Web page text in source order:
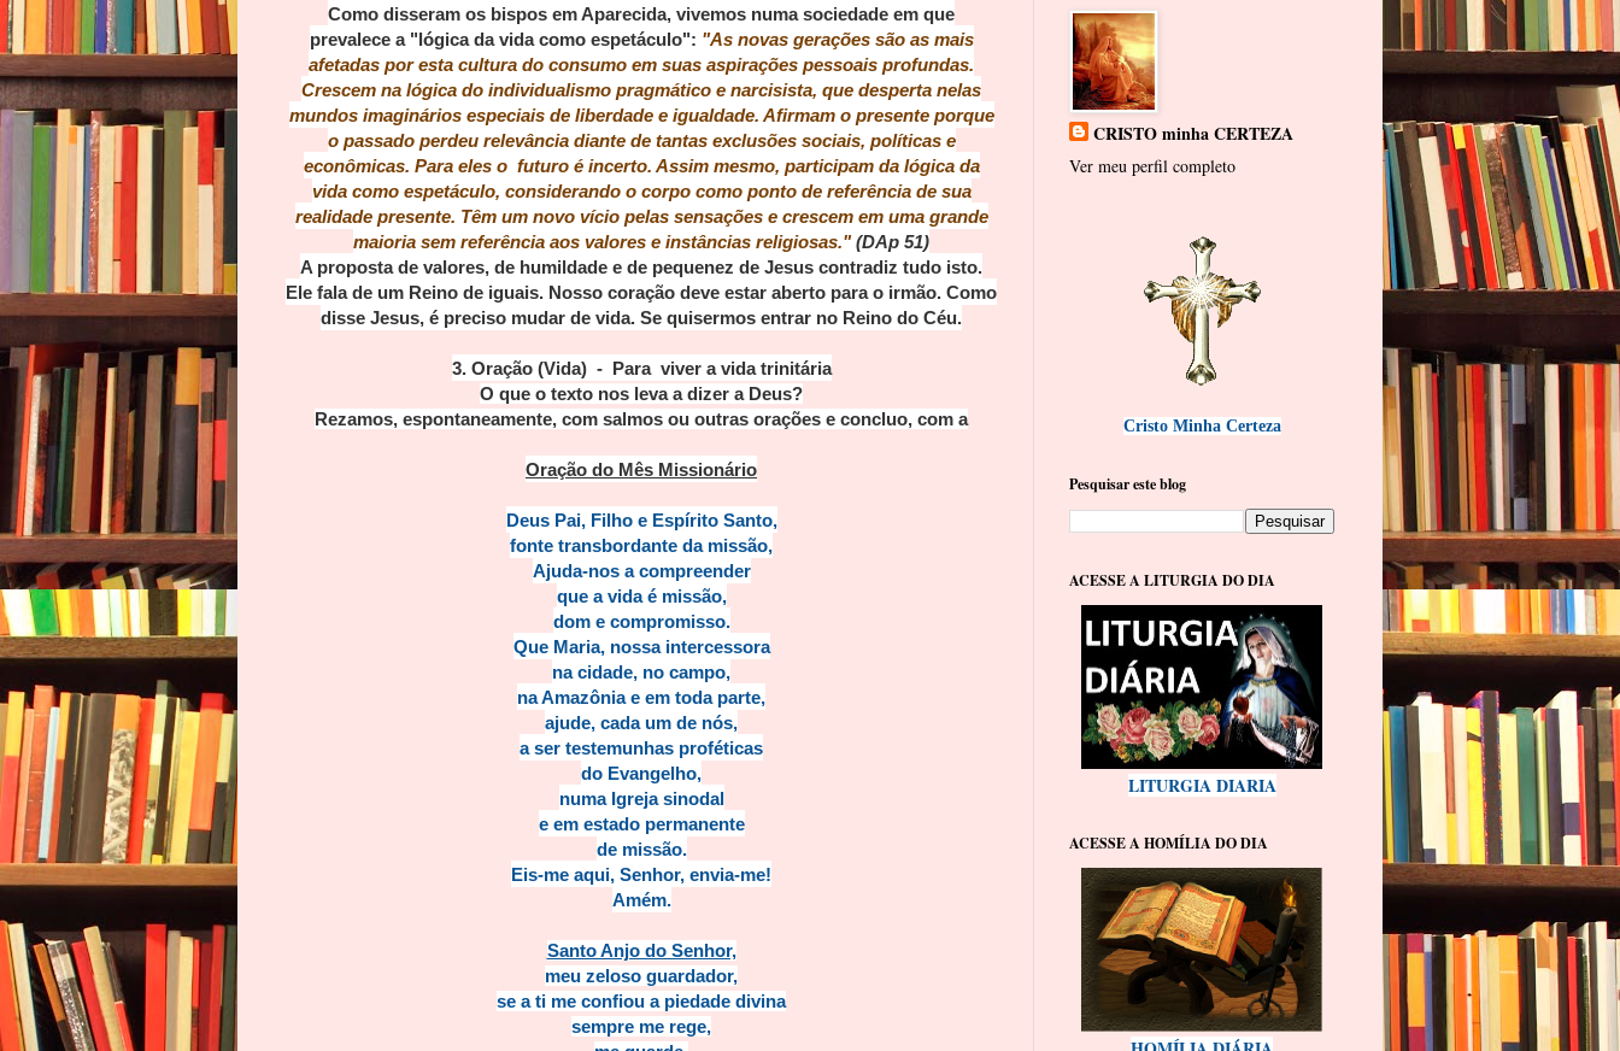
Como disseram os bispos em Aparecida, vivemos numa sociedade em que
prevalece a "lógica da vida como espetáculo": "As novas gerações são as mais
afetadas por esta cultura do consumo em suas aspirações pessoais profundas.
Crescem na lógica do individualismo pragmático e narcisista, que desperta nelas
mundos imaginários especiais de liberdade e igualdade. Afirmam o presente porque
o passado perdeu relevância diante de tantas exclusões sociais, políticas e
econômicas. Para eles o futuro é incerto. Assim mesmo, participam da lógica da
vida como espetáculo, considerando o corpo como ponto de referência de sua
realidade presente. Têm um novo vício pelas sensações e crescem em uma grande
maioria sem referência aos valores e instâncias religiosas." (DAp 51)
A proposta de valores, de humildade e de pequenez de Jesus contradiz tudo isto.
Ele fala de um Reino de iguais. Nosso coração deve estar aberto para o irmão. Como
disse Jesus, é preciso mudar de vida. Se quisermos entrar no Reino do Céu.
3. Oração (Vida) - Para viver a vida trinitária
O que o texto nos leva a dizer a Deus?
Rezamos, espontaneamente, com salmos ou outras orações e concluo, com a
Oração do Mês Missionário
Deus Pai, Filho e Espírito Santo,
fonte transbordante da missão,
Ajuda-nos a compreender
que a vida é missão,
dom e compromisso.
Que Maria, nossa intercessora
na cidade, no campo,
na Amazônia e em toda parte,
ajude, cada um de nós,
a ser testemunhas proféticas
do Evangelho,
numa Igreja sinodal
e em estado permanente
de missão.
Eis-me aqui, Senhor, envia-me!
Amém.
Santo Anjo do Senhor,
meu zeloso guardador,
se a ti me confiou a piedade divina
sempre me rege,
CRISTO minha CERTEZA
Ver meu perfil completo
Cristo Minha Certeza
Pesquisar este blog
ACESSE A LITURGIA DO DIA
LITURGIA DIARIA
ACESSE A HOMÍLIA DO DIA